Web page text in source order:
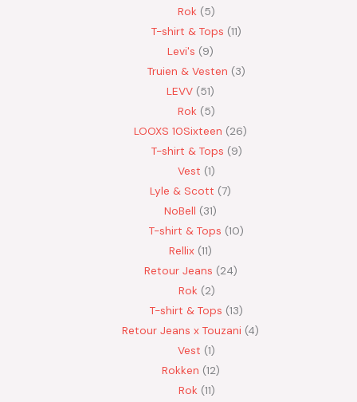
Rok 5
T-shirt & Tops 11
Levi's
9
Truien & Vesten
3
LEVV 51
Rok 5
LOOXS 10Sixteen
26
T-shirt & Tops 9
Vest 1
Lyle & Scott 7
NoBell
31
T-shirt & Tops 10
Rellix 11
Retour Jeans 24
Rok 2
T-shirt & Tops 13
Retour Jeans x Touzani 4
Vest 1
Rokken 12
Rok 11